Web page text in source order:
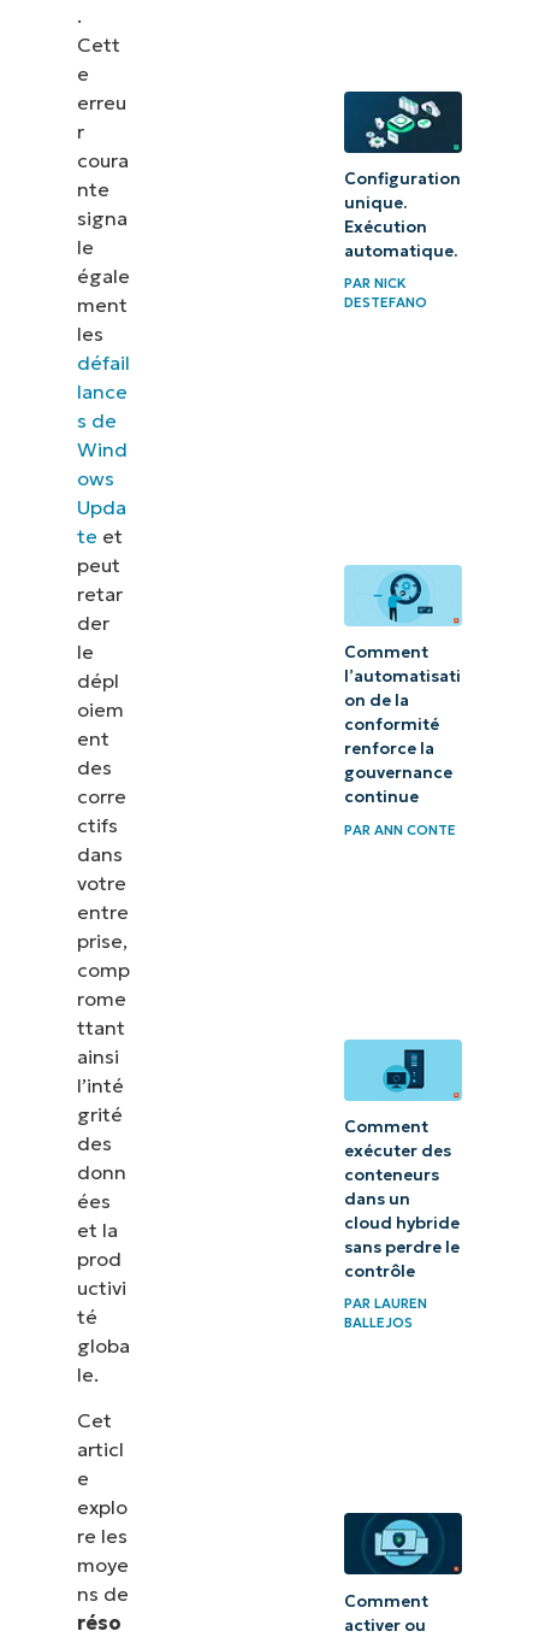
.
Cett
e
erreu
r
coura
nte
signa
le
égale
ment
les
défail
lance
s de
Wind
ows
Upda
te et
peut
retar
der
le
dépl
oiem
ent
des
corre
ctifs
dans
votre
entre
prise,
comp
rome
ttant
ainsi
l’inté
grité
des
donn
ées
et la
prod
uctivi
té
globa
le.
Cet
articl
e
explo
re les
moye
ns de
réso
Configuration
unique.
Exécution
automatique.
PAR NICK
DESTEFANO
Comment
l’automatisati
on de la
conformité
renforce la
gouvernance
continue
PAR ANN CONTE
Comment
exécuter des
conteneurs
dans un
cloud hybride
sans perdre le
contrôle
PAR LAUREN
BALLEJOS
Comment
activer ou